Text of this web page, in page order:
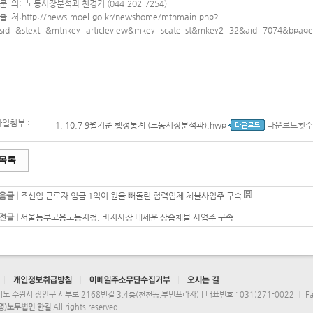
문 의: 노동시장분석과 천경기 (044-202-7254)
출 처:http://news.moel.go.kr/newshome/mtnmain.php?
일첨부 : 1. 10.7 9월기준 행정통계 (노동시장분석과).hwp 다운로드횟
록
글 | 조선업 근로자 임금 1억여 원을 빼돌린 협력업체 체불사업주 구속
글 | 서울동부고용노동지청, 바지사장 내세운 상습체불 사업주 구속
도 수원시 장안구 서부로 2168번길 3,4층(천천동,부민프라자) | 대표번호 : 031)271-0022 ㅣ
)노무법인 한길 All rights reserved.